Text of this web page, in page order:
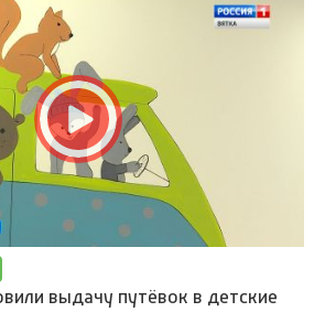
выдачу путёвок в детские